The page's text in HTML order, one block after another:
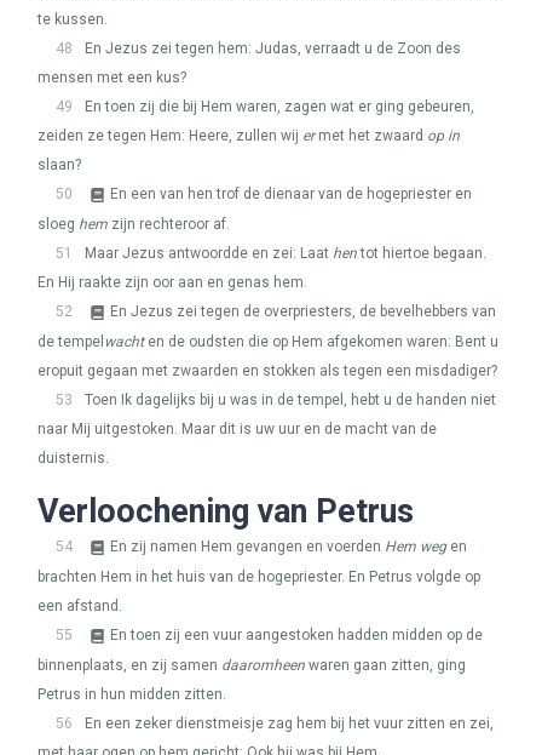
te kussen.
48
En Jezus zei tegen hem: Judas, verraadt u de Zoon des
mensen met een kus?
49
En toen zij die bij Hem waren, zagen wat er ging gebeuren,
zeiden ze tegen Hem: Heere, zullen wij ermet het zwaard op in
slaan?
50
En een van hen trof de dienaar van de hogepriester en
sloeg hem zijn rechteroor af.
51
Maar Jezus antwoordde en zei: Laat hentot hiertoe begaan.
En Hij raakte zijn oor aan en genas hem.
52
En Jezus zei tegen de overpriesters, de bevelhebbers van
de tempel wachten de oudsten die op Hem afgekomen waren: Bent u
eropuit gegaan met zwaarden en stokken als tegen een misdadiger?
53
Toen Ik dagelijks bij u was in de tempel, hebt u de handen niet
naar Mij uitgestoken. Maar dit is uw uur en de macht van de
duisternis.
Verloochening van Petrus
54 En zij namen Hem gevangen en voerden Hem wegen
brachten Hem in het huis van de hogepriester. En Petrus volgde op
een afstand.
55
En toen zij een vuur aangestoken hadden midden op de
binnenplaats, en zij samen daaromheen waren gaan zitten, ging
Petrus in hun midden zitten.
56
En een zeker dienstmeisje zag hem bij het vuur zitten en zei,